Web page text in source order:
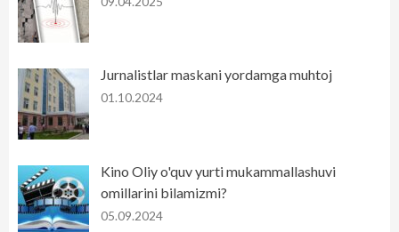
Jurnalistlar maskani yordamga muhtoj
01.10.2024
Kino Oliy o'quv yurti mukammallashuvi
omillarini bilamizmi?
05.09.2024